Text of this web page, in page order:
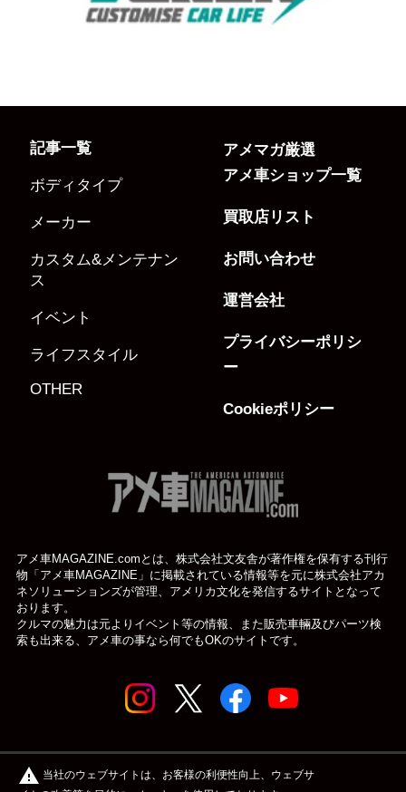
記事一覧
ボディタイプ
メーカー
カスタム&メンテナン
ス
イベント
ライフスタイル
OTHER
アメマガ厳選
アメ車ショップ一覧
買取店リスト
お問い合わせ
運営会社
プライバシーポリシ
ー
Cookieポリシー
アメ車MAGAZINE.comとは、株式会社文友舎が著作権を保有する刊行
物「アメ車MAGAZINE」に掲載されている情報等を元に株式会社アカ
ネソリューションズが管理、アメリカ文化を発信するサイトとなって
おります。
クルマの魅力は元よりイベント等の情報、また販売車輛及びパーツ検
索も出来る、アメ車の事なら何でもOKのサイトです。
© アメ車のWEBマガジン アメ車マガジン公式WEBサイト
warning 当社のウェブサイトは、お客様の利便性向上、ウェブサ